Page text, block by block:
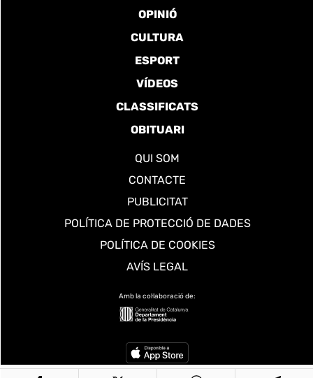
OPINIÓ
CULTURA
ESPORT
VÍDEOS
CLASSIFICATS
OBITUARI
QUI SOM
CONTACTE
PUBLICITAT
POLÍTICA DE PROTECCIÓ DE DADES
POLÍTICA DE COOKIES
AVÍS LEGAL
Amb la col·laboració de: